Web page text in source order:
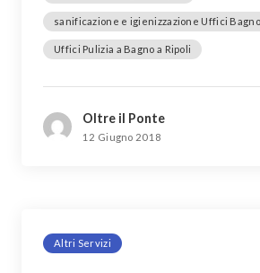
sanificazione e igienizzazione Uffici Bagno
Uffici Pulizia a Bagno a Ripoli
Oltre il Ponte
12 Giugno 2018
Altri Servizi